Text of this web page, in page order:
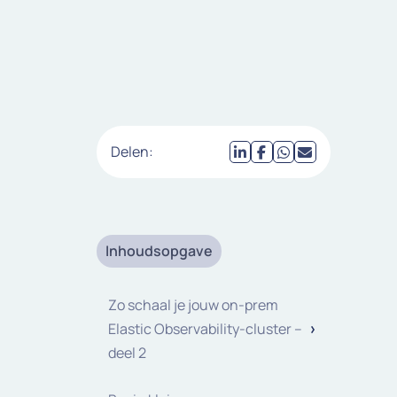
Delen:
Inhoudsopgave
Zo schaal je jouw on-prem
Elastic Observability-cluster –
deel 2